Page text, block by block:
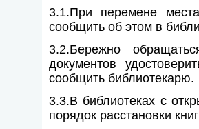
3.1.При перемене
сообщить об этом в
3.2.Бережно
документов
сообщить библиотекарю.
3.3.В библиотеках с
порядок расстановки